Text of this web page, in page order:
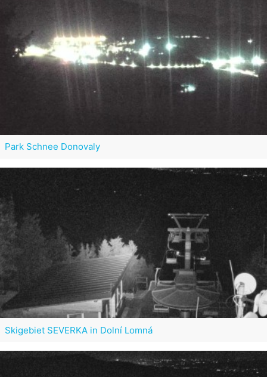
Park Schnee Donovaly
Skigebiet SEVERKA in Dolní Lomná